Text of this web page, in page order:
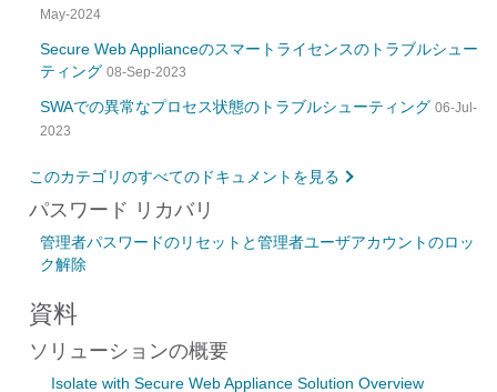
May-2024
Secure Web Applianceのスマートライセンスのトラブルシュー
ティング 08-Sep-2023
SWAでの異常なプロセス状態のトラブルシューティング 06-Jul-
2023
このカテゴリのすべてのドキュメントを見る
パスワード リカバリ
管理者パスワードのリセットと管理者ユーザアカウントのロッ
ク解除
資料
ソリューションの概要
Isolate with Secure Web Appliance Solution Overview